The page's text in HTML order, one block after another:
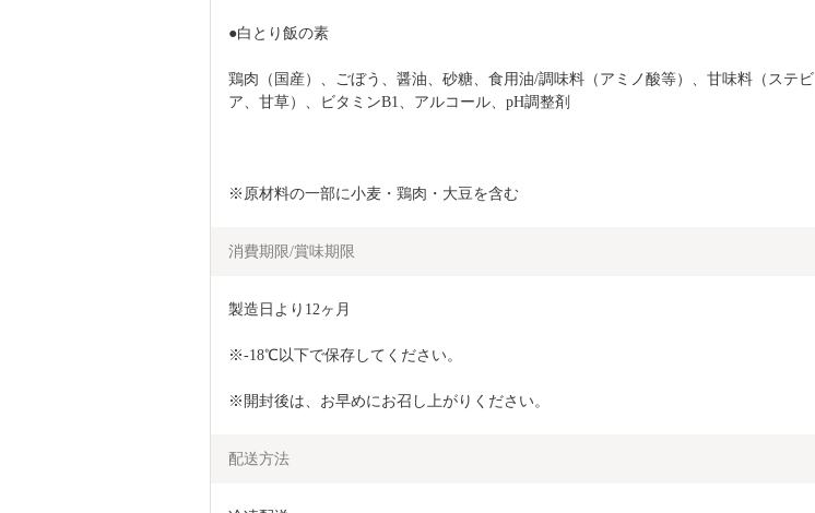
●白とり飯の素
鶏肉（国産）、ごぼう、醤油、砂糖、食用油/調味料（アミノ酸等）、甘味料（ステビ
ア、甘草）、ビタミンB1、アルコール、pH調整剤
※原材料の一部に小麦・鶏肉・大豆を含む
消費期限/賞味期限
製造日より12ヶ月
※-18℃以下で保存してください。
※開封後は、お早めにお召し上がりください。
配送方法